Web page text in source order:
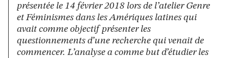
présentée le 14 février 2018 lors de l’atelier Genre
et Féminismes dans les Amériques latines qui
avait comme objectif présenter les
questionnements d’une recherche qui venait de
commencer. L’analyse a comme but d’étudier les